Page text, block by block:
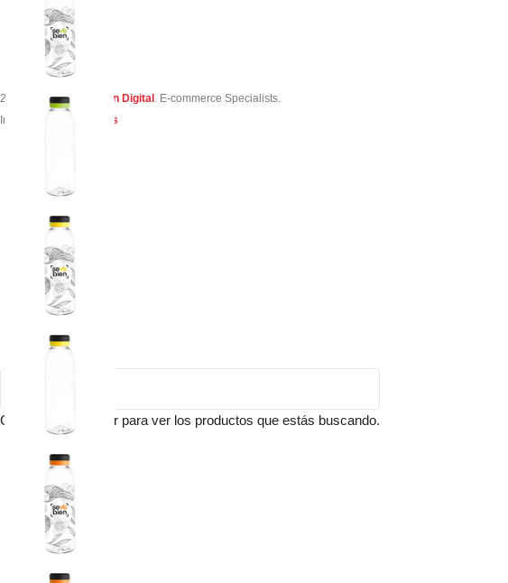
2023 Creado por Simon Digital . E-commerce Specialists.
Integrado por
TuVendes
Comienza a escribir para ver los productos que estás buscando.